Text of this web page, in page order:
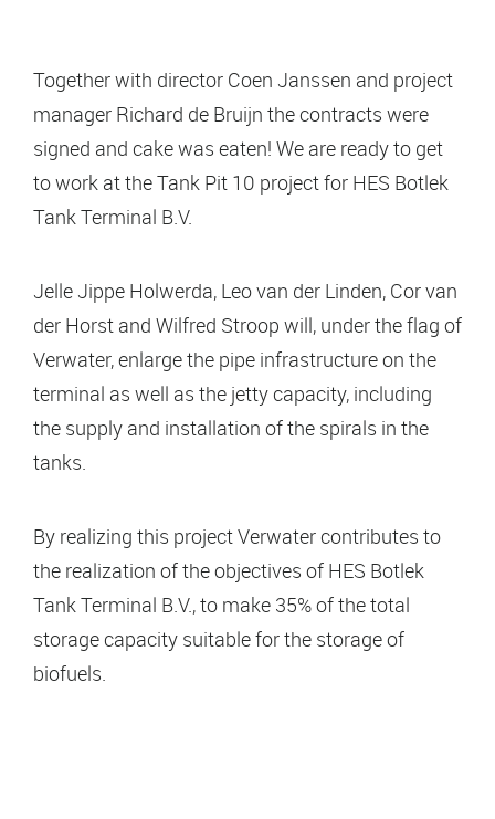
Together with director Coen Janssen and project
manager Richard de Bruijn the contracts were
signed and cake was eaten! We are ready to get
to work at the Tank Pit 10 project for HES Botlek
Tank Terminal B.V.
Jelle Jippe Holwerda, Leo van der Linden, Cor van
der Horst and Wilfred Stroop will, under the flag of
Verwater, enlarge the pipe infrastructure on the
terminal as well as the jetty capacity, including
the supply and installation of the spirals in the
tanks.
By realizing this project Verwater contributes to
the realization of the objectives of HES Botlek
Tank Terminal B.V., to make 35% of the total
storage capacity suitable for the storage of
biofuels.